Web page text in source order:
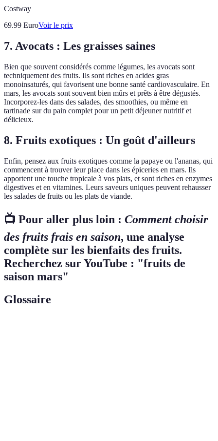
Costway
69.99 EuroVoir le prix
7. Avocats : Les graisses saines
Bien que souvent considérés comme légumes, les avocats sont
techniquement des fruits. Ils sont riches en acides gras
monoinsaturés, qui favorisent une bonne santé cardiovasculaire. En
mars, les avocats sont souvent bien mûrs et prêts à être dégustés.
Incorporez-les dans des salades, des smoothies, ou même en
tartinade sur du pain complet pour un petit déjeuner nutritif et
délicieux.
8. Fruits exotiques : Un goût d'ailleurs
Enfin, pensez aux fruits exotiques comme la papaye ou l'ananas, qui
commencent à trouver leur place dans les épiceries en mars. Ils
apportent une touche tropicale à vos plats, et sont riches en enzymes
digestives et en vitamines. Leurs saveurs uniques peuvent rehausser
les salades de fruits ou les plats de viande.
📺 Pour aller plus loin : Comment choisir
des fruits frais en saison, une analyse
complète sur les bienfaits des fruits.
Recherchez sur YouTube : "fruits de
saison mars"
Glossaire